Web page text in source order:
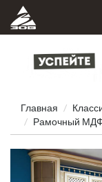
Главная
Рамочный